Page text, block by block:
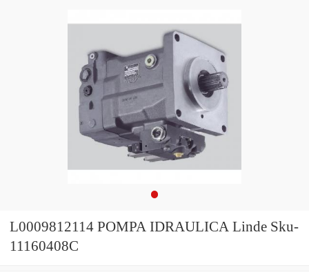
L0009812114 POMPA IDRAULICA Linde Sku-
11160408C